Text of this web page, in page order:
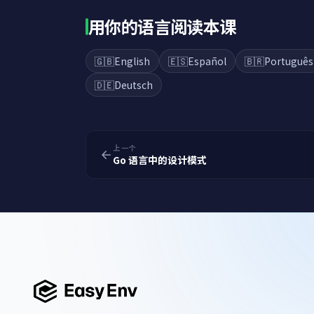
用你的语言阅读本课
🇬🇧English 🇪🇸Español 🇧🇷Português
🇩🇪Deutsch
上一个
Go 语言中的设计模式